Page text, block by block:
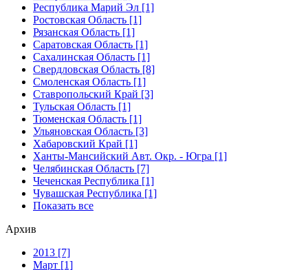
Республика Марий Эл [1]
Ростовская Область [1]
Рязанская Область [1]
Саратовская Область [1]
Сахалинская Область [1]
Свердловская Область [8]
Смоленская Область [1]
Ставропольский Край [3]
Тульская Область [1]
Тюменская Область [1]
Ульяновская Область [3]
Хабаровский Край [1]
Ханты-Мансийский Авт. Окр. - Югра [1]
Челябинская Область [7]
Чеченская Республика [1]
Чувашская Республика [1]
Показать все
Архив
2013 [7]
Март [1]